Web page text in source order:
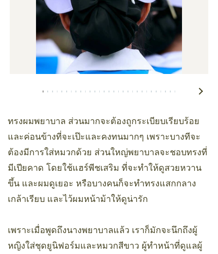
ทรงผมพยาบาล ส่วนมากจะต้องถูกระเบียบเรียบร้อย
และค่อนข้างที่จะเป๊ะและคงทนมากๆ เพราะบางทีจะ
ต้องมีการใส่หมวกด้วย ส่วนใหญ่พยาบาลจะชอบทรงที่
มีเปียคาด โดยใช้แฮร์พีชเสริม ที่จะทำให้ดูสวยหวาน
ขึ้น และผมดูเยอะ หรือบางคนก็จะทำทรงแสกกลาง
เกล้าเรียบ และไว้ผมหน้าม้าให้ดูน่ารัก
เพราะเมื่อพูดถึงนางพยาบาลแล้ว เราก็มักจะนึกถึงผู้
หญิงใส่ชุดยูนิฟอร์มและหมวกสีขาว ผู้ทำหน้าที่ดูแลผู้